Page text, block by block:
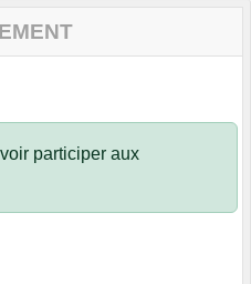
participer aux